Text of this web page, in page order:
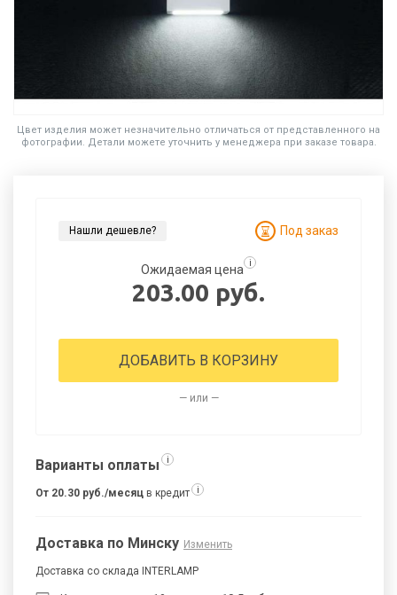
Цвет изделия может незначительно отличаться от представленного на
фотографии. Детали можете уточнить у менеджера при заказе товара.
Нашли дешевле? Под заказ
Ожидаемая цена i
203.00 руб.
ДОБАВИТЬ В КОРЗИНУ
— или —
Варианты оплаты i
От 20.30 руб./месяц в кредит i
Доставка по Минску Изменить
Доставка со склада INTERLAMP